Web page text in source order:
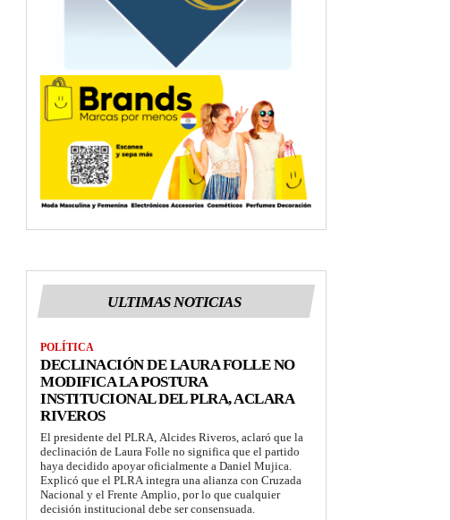
ULTIMAS NOTICIAS
POLÍTICA
DECLINACIÓN DE LAURA FOLLE NO
MODIFICA LA POSTURA
INSTITUCIONAL DEL PLRA, ACLARA
RIVEROS
El presidente del PLRA, Alcides Riveros, aclaró que la
declinación de Laura Folle no significa que el partido
haya decidido apoyar oficialmente a Daniel Mujica.
Explicó que el PLRA integra una alianza con Cruzada
Nacional y el Frente Amplio, por lo que cualquier
decisión institucional debe ser consensuada.